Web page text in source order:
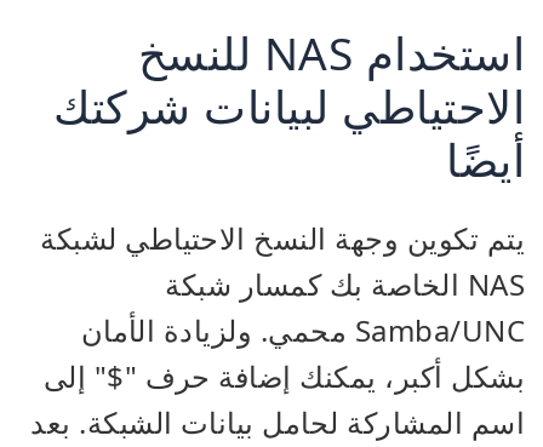
استخدام NAS للنسخ
الاحتياطي لبيانات شركتك
أيضًا
يتم تكوين وجهة النسخ الاحتياطي لشبكة
NAS الخاصة بك كمسار شبكة
Samba/UNC محمي. ولزيادة الأمان
بشكل أكبر، يمكنك إضافة حرف "$" إلى
اسم المشاركة لحامل بيانات الشبكة. بعد